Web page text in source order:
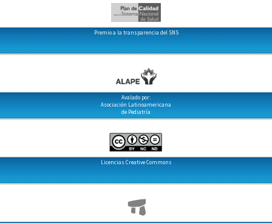
Premio a la transparencia del SNS
Avalado por:
Asociación Latinoamericana
de Pediatría
Licencias Creative Commons